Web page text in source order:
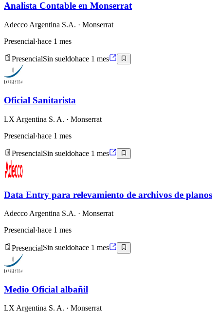
Analista Contable en Monserrat
Adecco Argentina S.A. · Monserrat
Presencial·hace 1 mes
PresencialSin sueldohace 1 mes
Oficial Sanitarista
LX Argentina S. A. · Monserrat
Presencial·hace 1 mes
PresencialSin sueldohace 1 mes
Data Entry para relevamiento de archivos de planos
Adecco Argentina S.A. · Monserrat
Presencial·hace 1 mes
PresencialSin sueldohace 1 mes
Medio Oficial albañil
LX Argentina S. A. · Monserrat